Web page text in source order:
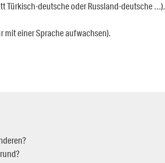
Türkisch-deutsche oder Russland-deutsche …).
mit einer Sprache aufwachsen).